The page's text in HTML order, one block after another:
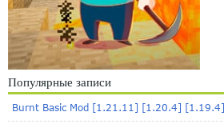
Популярные записи
Burnt Basic Mod [1.21.11] [1.20.4] [1.19.4]